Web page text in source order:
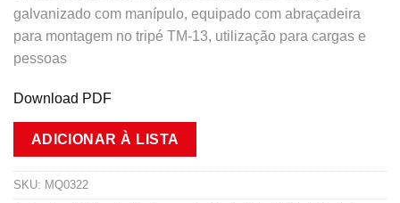
galvanizado com manípulo, equipado com abraçadeira
para montagem no tripé TM-13, utilização para cargas e
pessoas
Download PDF
ADICIONAR À LISTA
SKU: MQ0322